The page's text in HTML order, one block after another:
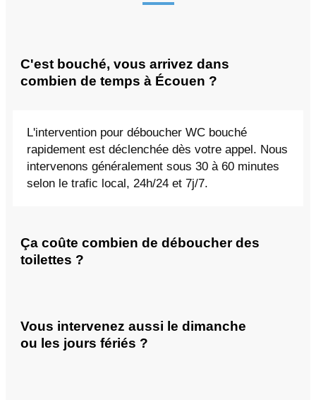
C'est bouché, vous arrivez dans
combien de temps à Écouen ?
L'intervention pour déboucher WC bouché
rapidement est déclenchée dès votre appel. Nous
intervenons généralement sous 30 à 60 minutes
selon le trafic local, 24h/24 et 7j/7.
Ça coûte combien de déboucher des
toilettes ?
Vous intervenez aussi le dimanche
ou les jours fériés ?